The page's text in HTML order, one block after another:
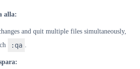
alla:
and quit multiple files simultaneously,
:qa